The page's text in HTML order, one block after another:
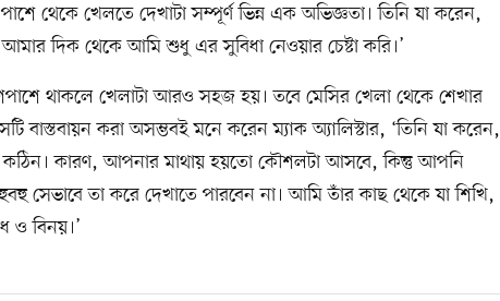
থেকে খেলতে দেখাটা সম্পূর্ণ ভিন্ন এক অভিজ্ঞতা। তিনি যা করেন,
দিক থেকে আমি শুধু এর সুবিধা নেওয়ার চেষ্টা করি।’
থাকলে খেলাটা আরও সহজ হয়। তবে মেসির খেলা থেকে শেখার
বাস্তবায়ন করা অসম্ভবই মনে করেন ম্যাক অ্যালিস্টার, ‘তিনি যা করেন,
কঠিন। কারণ, আপনার মাথায় হয়তো কৌশলটা আসবে, কিন্তু আপনি
সেভাবে তা করে দেখাতে পারবেন না। আমি তাঁর কাছ থেকে যা শিখি,
ও বিনয়।’